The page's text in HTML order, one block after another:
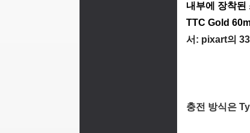
내부에 장착된
TTC Gold
서: pixart의
충전 방식은